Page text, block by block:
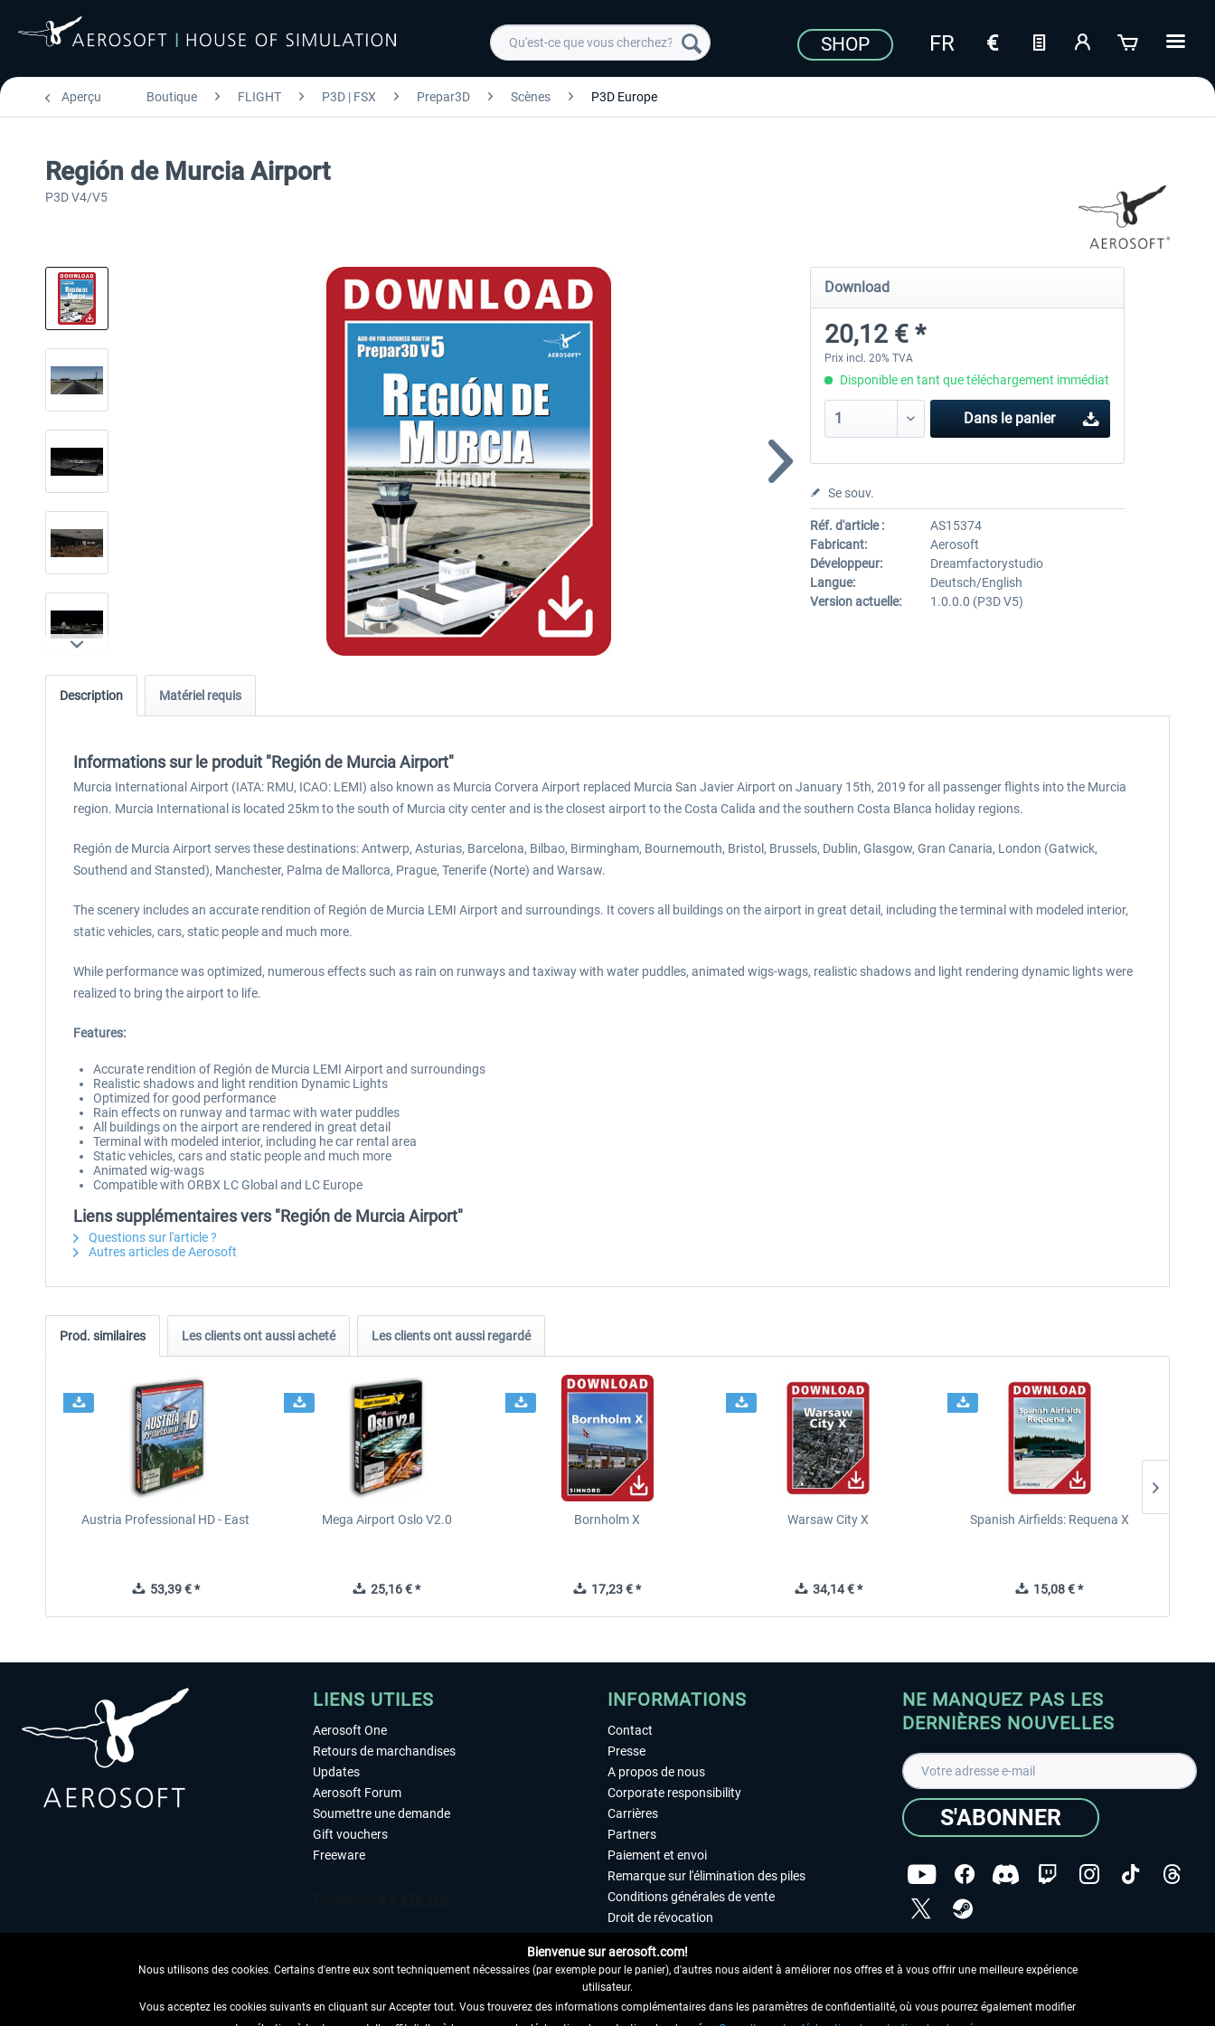
SHOP
Aperçu Boutique FLIGHT P3D | FSX Prepar3D Scènes P3D Europe
Región de Murcia Airport
P3D V4/V5
Download
20,12 € *
Prix incl. 20% TVA
Disponible en tant que téléchargement immédiat
Dans le panier
Se souv.
Réf. d'article :
AS15374
Fabricant:
Aerosoft
Développeur:
Dreamfactorystudio
Langue:
Deutsch/English
Version actuelle:
1.0.0.0 (P3D V5)
Description Matériel requis
Informations sur le produit "Región de Murcia Airport"
Murcia International Airport (IATA: RMU, ICAO: LEMI) also known as Murcia Corvera Airport replaced Murcia San Javier Airport on January 15th, 2019 for all passenger flights into the Murcia
region. Murcia International is located 25km to the south of Murcia city center and is the closest airport to the Costa Calida and the southern Costa Blanca holiday regions.
Región de Murcia Airport serves these destinations: Antwerp, Asturias, Barcelona, Bilbao, Birmingham, Bournemouth, Bristol, Brussels, Dublin, Glasgow, Gran Canaria, London (Gatwick,
Southend and Stansted), Manchester, Palma de Mallorca, Prague, Tenerife (Norte) and Warsaw.
The scenery includes an accurate rendition of Región de Murcia LEMI Airport and surroundings. It covers all buildings on the airport in great detail, including the terminal with modeled interior,
static vehicles, cars, static people and much more.
While performance was optimized, numerous effects such as rain on runways and taxiway with water puddles, animated wigs-wags, realistic shadows and light rendering dynamic lights were
realized to bring the airport to life.
Features:
Accurate rendition of Región de Murcia LEMI Airport and surroundings
Realistic shadows and light rendition Dynamic Lights
Optimized for good performance
Rain effects on runway and tarmac with water puddles
All buildings on the airport are rendered in great detail
Terminal with modeled interior, including he car rental area
Static vehicles, cars and static people and much more
Animated wig-wags
Compatible with ORBX LC Global and LC Europe
Liens supplémentaires vers "Región de Murcia Airport"
Questions sur l'article ?
Autres articles de Aerosoft
Prod. similaires Les clients ont aussi acheté Les clients ont aussi regardé
Austria Professional HD - East
53,39 € *
Mega Airport Oslo V2.0
25,16 € *
Bornholm X
17,23 € *
Warsaw City X
34,14 € *
Spanish Airfields: Requena X
15,08 € *
LIENS UTILES
Aerosoft One
Retours de marchandises
Updates
Aerosoft Forum
Soumettre une demande
Gift vouchers
Freeware
INFORMATIONS
Contact
Presse
A propos de nous
Corporate responsibility
Carrières
Partners
Paiement et envoi
Remarque sur l'élimination des piles
Conditions générales de vente
Droit de révocation
Accessibilité
Mentions légales
NE MANQUEZ PAS LES
DERNIÈRES NOUVELLES
S'ABONNER
Copyright © Aerosoft GmbH - Tous droits réservés
Bienvenue sur aerosoft.com!
Nous utilisons des cookies. Certains d'entre eux sont techniquement nécessaires (par exemple pour le panier), d'autres nous aident à améliorer nos offres et à vous offrir une meilleure expérience
utilisateur.
Vous acceptez les cookies suivants en cliquant sur Accepter tout. Vous trouverez des informations complémentaires dans les paramètres de confidentialité, où vous pourrez également modifier